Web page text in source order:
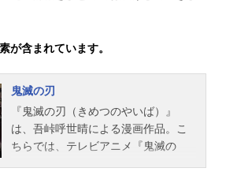
が含まれています。
鬼滅の刃
『鬼滅の刃（きめつのやいば）』
は、吾峠呼世晴による漫画作品。こ
ちらでは、テレビアニメ『鬼滅の